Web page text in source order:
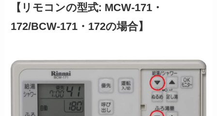
【リモコンの型式: MCW-171・
172/BCW-171・172の場合】